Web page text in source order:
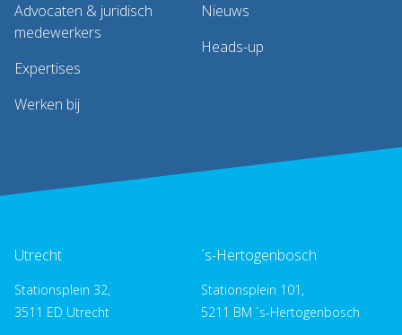
Advocaten & juridisch
medewerkers
Expertises
Werken bij
Nieuws
Heads-up
Utrecht
Stationsplein 32,
3511 ED Utrecht
´s-Hertogenbosch
Stationsplein 101,
5211 BM ´s-Hertogenbosch